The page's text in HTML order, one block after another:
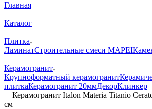
Главная
—
Каталог
—
Плитка
ЛаминатСтроительные смеси MAPEI
—
Керамогранит
Крупноформатный керамогранит
плиткаКерамогранит 20ммДекорКлинкер
—Керамогранит Italon Materia Titanio
см